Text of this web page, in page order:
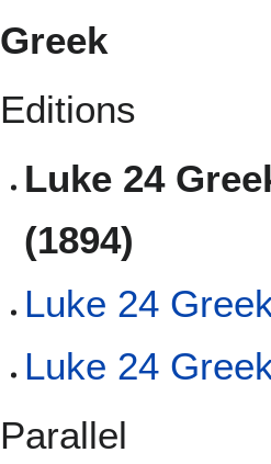
Greek
Editions
Luke 24
(1894)
Luke 24
Luke 24
Parallel